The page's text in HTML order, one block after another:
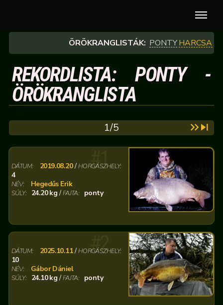
ÖRÖKRANGLISTÁK: PONTYHARCSA
REKORDLISTA: PONTY -
ÖRÖKRANGLISTA
1/5
#1
DÁTUM: 2019.08.20/HORGÁSZHELY:
4
NÉV: Hegedűs Erik
SÚLY: 24.20 kg/FAJTA: ponty
#2
DÁTUM: 2025.10.11/HORGÁSZHELY:
10
NÉV: Gábor Dániel
SÚLY: 24.10 kg /FAJTA: ponty